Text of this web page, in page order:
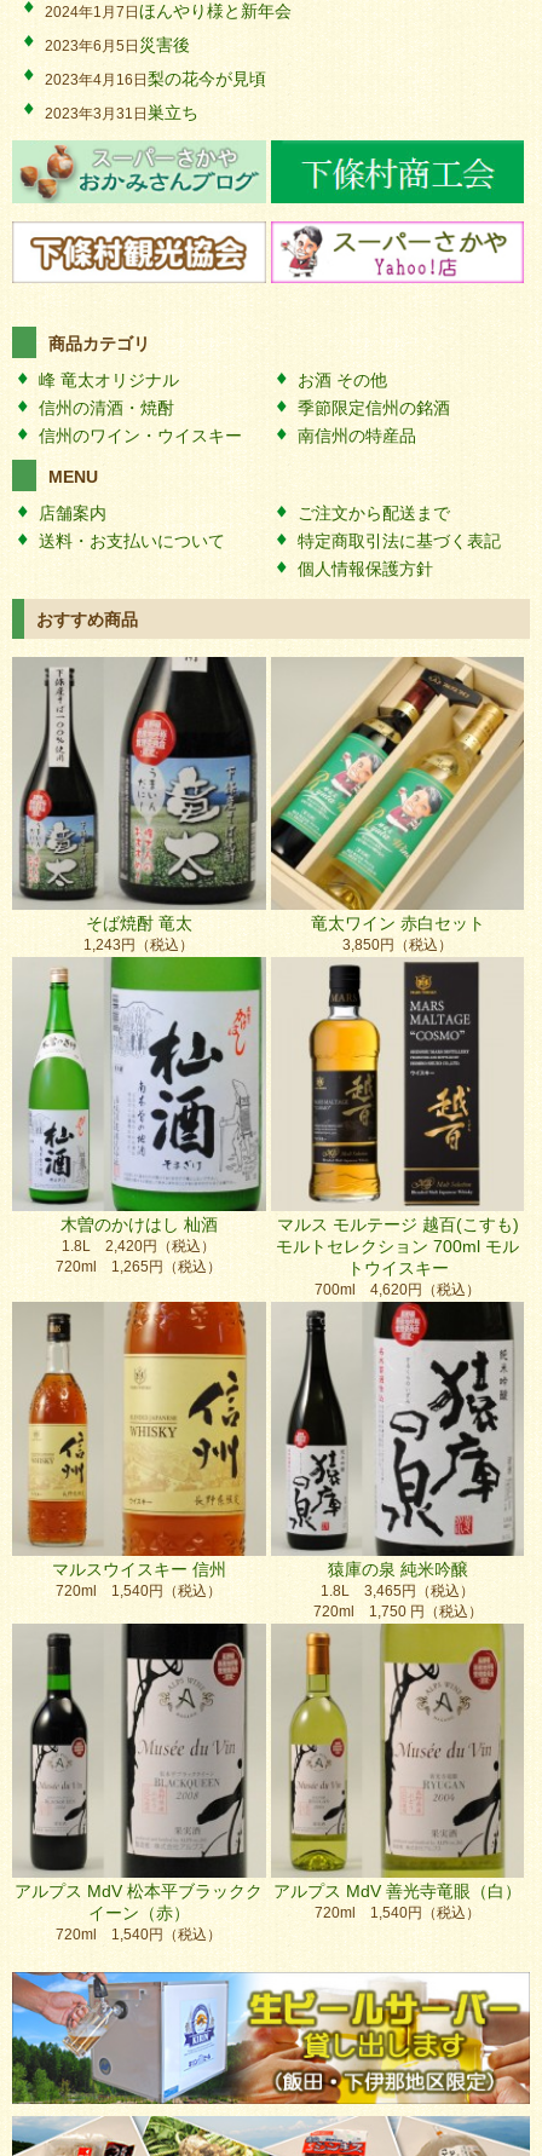
2024年1月7日 ほんやり様と新年会
2023年6月5日 災害後
2023年4月16日 梨の花今が見頃
2023年3月31日 巣立ち
商品カテゴリ
峰 竜太オリジナル
信州の清酒・焼酎
信州のワイン・ウイスキー
お酒 その他
季節限定信州の銘酒
南信州の特産品
MENU
店舗案内
送料・お支払いについて
ご注文から配送まで
特定商取引法に基づく表記
個人情報保護方針
おすすめ商品
そば焼酎 竜太
1,243円（税込）
竜太ワイン 赤白セット
3,850円（税込）
木曽のかけはし 杣酒
1.8L 2,420円（税込）
720ml 1,265円（税込）
マルス モルテージ 越百(こすも)
モルトセレクション 700ml モル
トウイスキー
700ml 4,620円（税込）
マルスウイスキー 信州
720ml 1,540円（税込）
猿庫の泉 純米吟醸
1.8L 3,465円（税込）
720ml 1,750 円（税込）
アルプス MdV 松本平ブラックク
イーン（赤）
720ml 1,540円（税込）
アルプス MdV 善光寺竜眼（白）
720ml 1,540円（税込）